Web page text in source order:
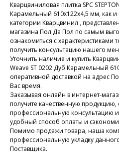
Кварцвиниловая плитка SPC
Карамельный 610х122х4,5 мм, как
категории Кварцвинил ,
магазина Пол Да Пол по самым
ознакомиться с характеристиками
получить консультацию нашего
Уточнить наличие и купить
Weave ST 0202 Дуб Карамельный
оперативной доставкой на адрес
Вас время.
Заказывая онлайн в интернет-
получите качественную продукцию,
профессиональную консультацию
удобный способ оплаты и
Помимо продажи товара, наша
профессиональную укладку
Поставщика.